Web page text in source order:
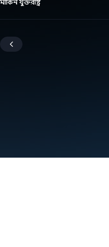
মার্কিন যুক্তরাষ্ট্র